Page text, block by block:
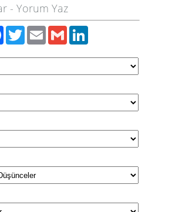
- Yorum Yaz
Facebook
TwitterEmailGmail